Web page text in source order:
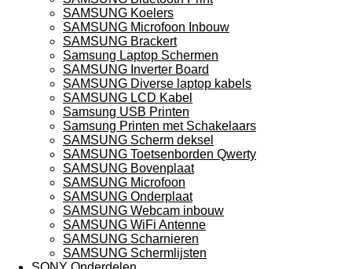
SAMSUNG Koelers
SAMSUNG Microfoon Inbouw
SAMSUNG Brackert
Samsung Laptop Schermen
SAMSUNG Inverter Board
SAMSUNG Diverse laptop kabels
SAMSUNG LCD Kabel
Samsung USB Printen
Samsung Printen met Schakelaars
SAMSUNG Scherm deksel
SAMSUNG Toetsenborden Qwerty
SAMSUNG Bovenplaat
SAMSUNG Microfoon
SAMSUNG Onderplaat
SAMSUNG Webcam inbouw
SAMSUNG WiFi Antenne
SAMSUNG Scharnieren
SAMSUNG Schermlijsten